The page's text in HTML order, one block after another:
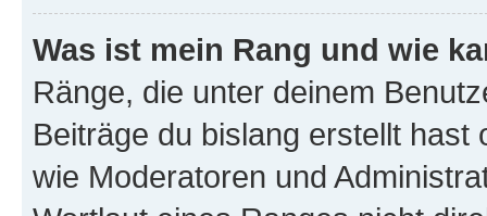
Was ist mein Rang und wie
Ränge, die unter deinem
Beiträge du bislang erstellt
wie Moderatoren und